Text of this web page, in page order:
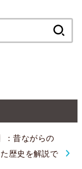
：昔ながらの
歴史を解説で